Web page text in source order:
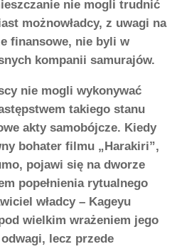
nie mogli trudnić
możnowładcy, z uwagi na
finansowe, nie byli w
kompanii samurajów.
nie mogli wykonywać
takiego stanu
akty samobójcze. Kiedy
bohater filmu „Harakiri”,
pojawi się na dworze
popełnienia rytualnego
władcy – Kageyu
wielkim wrażeniem jego
lecz przede